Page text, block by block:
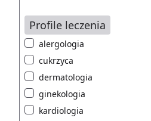
Profile leczenia
alergologia
cukrzyca
dermatologia
ginekologia
kardiologia